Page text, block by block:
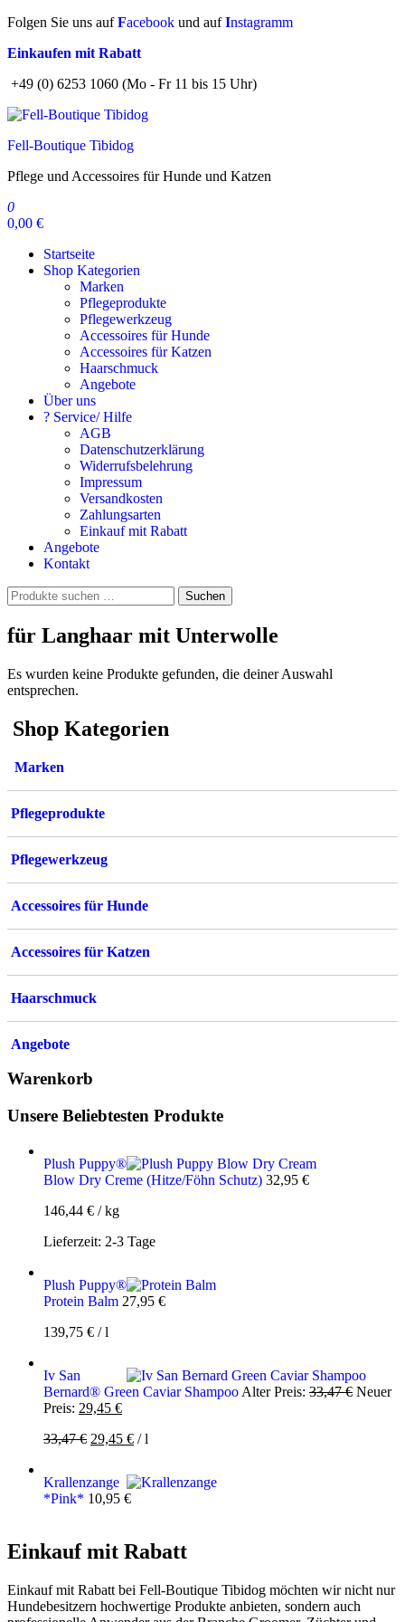
Zum
springen
Folgen Sie uns aufFacebook und aufInstagramm
Einkaufen mit Rabatt
+49 (0) 6253 1060 (Mo - Fr 11 bis 15 Uhr)
Fell-Boutique Tibidog
Pflege und Accessoires für Hunde und Katzen
0
0,00 €
Startseite
Shop Kategorien
Marken
Pflegeprodukte
Pflegewerkzeug
Accessoires für Hunde
Accessoires für Katzen
Haarschmuck
Angebote
Über uns
? Service/ Hilfe
AGB
Datenschutzerklärung
Widerrufsbelehrung
Impressum
Versandkosten
Zahlungsarten
Einkauf mit Rabatt
Angebote
Kontakt
Suchen
nach:
Suchen
für Langhaar mit Unterwolle
Es wurden keine Produkte gefunden, die deiner Auswahl
entsprechen.
Shop Kategorien
Marken
Pflegeprodukte
Pflegewerkzeug
Accessoires für Hunde
Accessoires für Katzen
Haarschmuck
Angebote
Warenkorb
Unsere Beliebtesten Produkte
Plush Puppy®
Blow Dry Creme (Hitze/Föhn Schutz) 32,95 €
146,44 € /kg
Lieferzeit: 2-3 Tage
Plush Puppy®
Protein Balm 27,95 €
139,75 € /l
Iv San
Bernard® Green Caviar Shampoo Alter Preis: 33,47€ Neuer
Preis: 29,45 €Aktueller
ist:
33,47€ Ursprünglicher
33,47 €
29,45 €Aktueller
29,45 €.
/l
Krallenzange
*Pink* 10,95 €
Einkauf mit Rabatt
Einkauf mit Rabatt bei Fell-Boutique Tibidog möchten wir nicht nur
Hundebesitzern hochwertige Produkte anbieten, sondern auch